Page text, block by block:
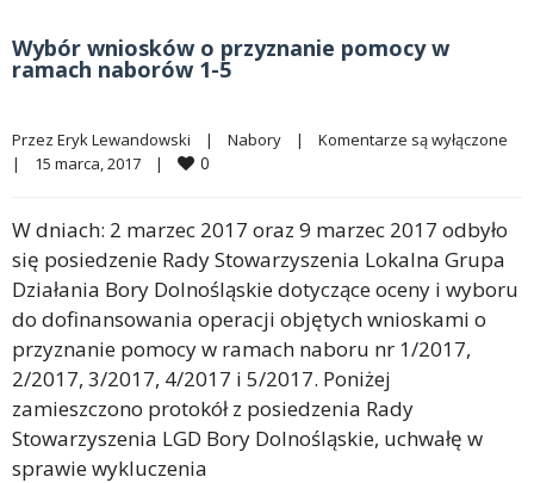
Wybór wniosków o przyznanie pomocy w
ramach naborów 1-5
Przez Eryk Lewandowski | Nabory |
Komentarze są wyłączone
|
15 marca, 2017 | 0
W dniach: 2 marzec 2017 oraz 9 marzec 2017 odbyło
się posiedzenie Rady Stowarzyszenia Lokalna Grupa
Działania Bory Dolnośląskie dotyczące oceny i wyboru
do dofinansowania operacji objętych wnioskami o
przyznanie pomocy w ramach naboru nr 1/2017,
2/2017, 3/2017, 4/2017 i 5/2017. Poniżej
zamieszczono protokół z posiedzenia Rady
Stowarzyszenia LGD Bory Dolnośląskie, uchwałę w
sprawie wykluczenia